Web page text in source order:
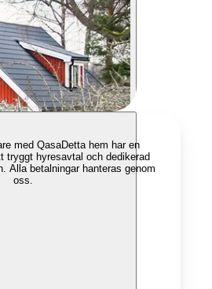
med QasaDetta hem har en
tryggt hyresavtal och dedikerad
Alla betalningar hanteras genom
oss.